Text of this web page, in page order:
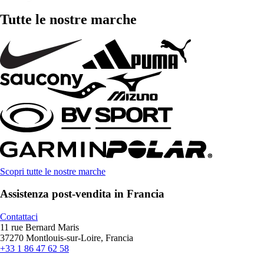
Tutte le nostre marche
Scopri tutte le nostre marche
Assistenza post-vendita in Francia
Contattaci
11 rue Bernard Maris
37270 Montlouis-sur-Loire, Francia
+33 1 86 47 62 58